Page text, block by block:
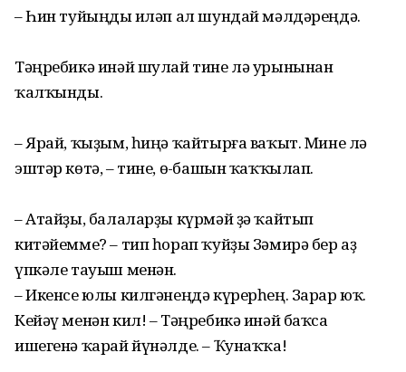
– Һин туйыңды иҫләп ал шундай мәлдәреңдә.
Тәңребикә инәй шулай тине лә урынынан
ҡалҡынды.
– Ярай, ҡыҙым, һиңә ҡайтырға ваҡыт. Мине лә
эштәр көтә, – тине, өҫ-башын ҡаҡҡылап.
– Атайҙы, балаларҙы күрмәй ҙә ҡайтып
китәйемме? – тип һорап ҡуйҙы Зәмирә бер аҙ
үпкәле тауыш менән.
– Икенсе юлы килгәнеңдә күрерһең. Зарар юҡ.
Кейәү менән кил! – Тәңребикә инәй баҡса
ишегенә ҡарай йүнәлде. – Ҡунаҡҡа!